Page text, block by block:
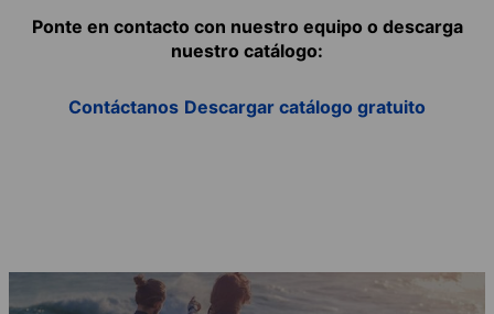
Ponte en contacto con nuestro equipo o descarga
nuestro catálogo:
Contáctanos Descargar catálogo gratuito